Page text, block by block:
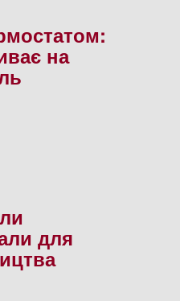
на
для